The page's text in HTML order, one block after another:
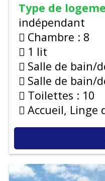
Type de
indépendant
Chambre : 8
1 lit
Salle de bain/
Salle de bain/
Toilettes : 10
Accueil,